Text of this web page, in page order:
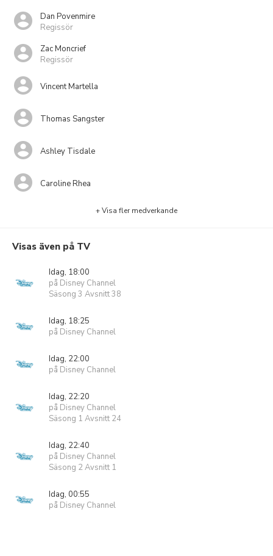
Dan Povenmire
Regissör
Zac Moncrief
Regissör
Vincent Martella
Thomas Sangster
Ashley Tisdale
Caroline Rhea
+ Visa fler medverkande
Visas även på TV
Idag, 18:00
på Disney Channel
Säsong 3 Avsnitt 38
Idag, 18:25
på Disney Channel
Idag, 22:00
på Disney Channel
Idag, 22:20
på Disney Channel
Säsong 1 Avsnitt 24
Idag, 22:40
på Disney Channel
Säsong 2 Avsnitt 1
Idag, 00:55
på Disney Channel